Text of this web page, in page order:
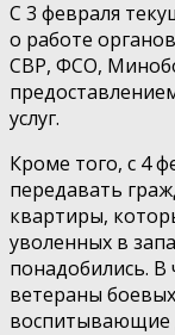
С 3 февраля
о работе
СВР, ФСО,
услуг.
Кроме того, с 4
передавать
квартиры,
уволенных в
понадобились.
ветераны
воспитывающие